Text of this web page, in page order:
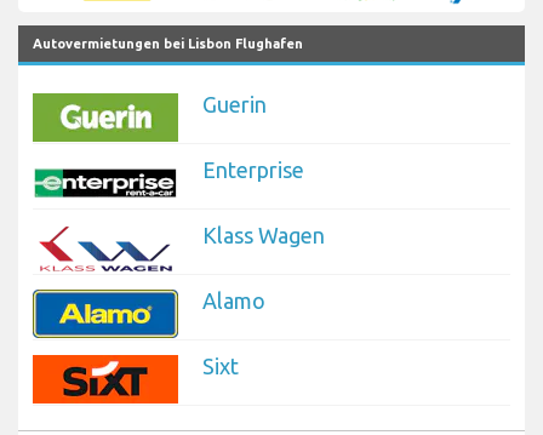
Autovermietungen bei Lisbon Flughafen
Guerin
Enterprise
Klass Wagen
Alamo
Sixt